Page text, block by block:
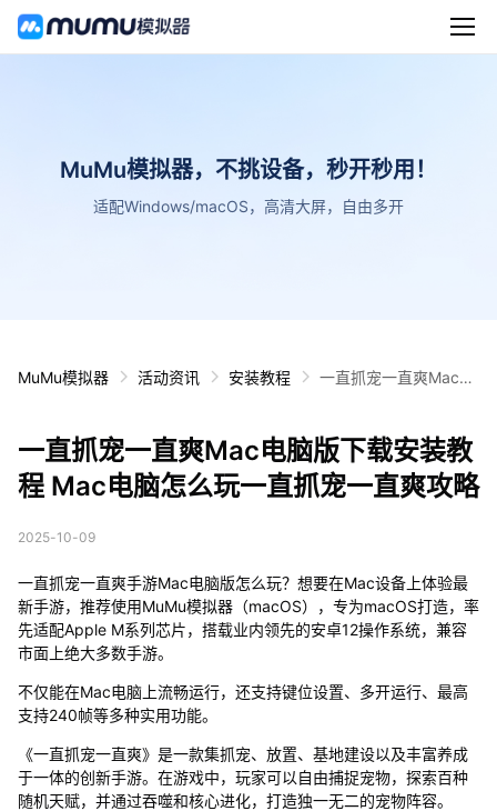
MuMu模拟器，不挑设备，秒开秒用！
适配Windows/macOS，高清大屏，自由多开
MuMu模拟器 活动资讯 安装教程
一直抓宠一直爽Mac电
直爽攻略
一直抓宠一直爽Mac电脑版下载安装教
程 Mac电脑怎么玩一直抓宠一直爽攻略
2025-10-09
一直抓宠一直爽手游Mac电脑版怎么玩？想要在Mac设备上体验最
新手游，推荐使用MuMu模拟器（macOS），专为macOS打造，率
先适配Apple M系列芯片，搭载业内领先的安卓12操作系统，兼容
市面上绝大多数手游。
不仅能在Mac电脑上流畅运行，还支持键位设置、多开运行、最高
支持240帧等多种实用功能。
《一直抓宠一直爽》是一款集抓宠、放置、基地建设以及丰富养成
于一体的创新手游。在游戏中，玩家可以自由捕捉宠物，探索百种
随机天赋，并通过吞噬和核心进化，打造独一无二的宠物阵容。